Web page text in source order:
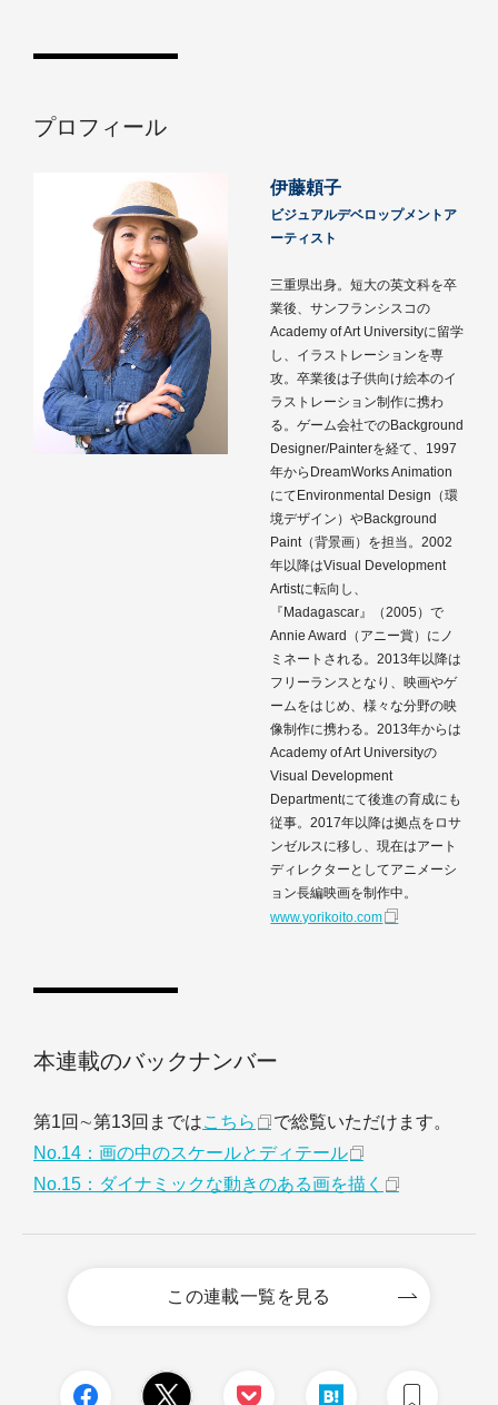
プロフィール
伊藤頼子
ビジュアルデベロップメントア
ーティスト
三重県出身。短大の英文科を卒
業後、サンフランシスコの
Academy of Art Universityに留学
し、イラストレーションを専
攻。卒業後は子供向け絵本のイ
ラストレーション制作に携わ
る。ゲーム会社でのBackground
Designer/Painterを経て、1997
年からDreamWorks Animation
にてEnvironmental Design（環
境デザイン）やBackground
Paint（背景画）を担当。2002
年以降はVisual Development
Artistに転向し、
『Madagascar』（2005）で
Annie Award（アニー賞）にノ
ミネートされる。2013年以降は
フリーランスとなり、映画やゲ
ームをはじめ、様々な分野の映
像制作に携わる。2013年からは
Academy of Art Universityの
Visual Development
Departmentにて後進の育成にも
従事。2017年以降は拠点をロサ
ンゼルスに移し、現在はアート
ディレクターとしてアニメーシ
ョン長編映画を制作中。
www.yorikoito.com
本連載のバックナンバー
第1回∼第13回まではこちら
で総覧いただけます。
No.14：画の中のスケールとディテール
No.15：ダイナミックな動きのある画を描く
この連載一覧を見る